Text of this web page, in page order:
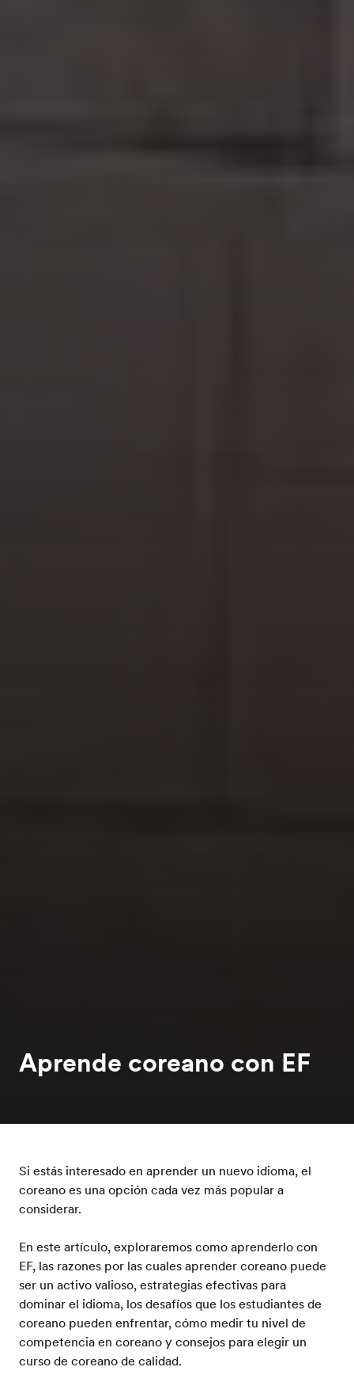
Aprende coreano con EF
Si estás interesado en aprender un nuevo idioma, el
coreano es una opción cada vez más popular a
considerar.
En este artículo, exploraremos como aprenderlo con
EF, las razones por las cuales aprender coreano puede
ser un activo valioso, estrategias efectivas para
dominar el idioma, los desafíos que los estudiantes de
coreano pueden enfrentar, cómo medir tu nivel de
competencia en coreano y consejos para elegir un
curso de coreano de calidad.